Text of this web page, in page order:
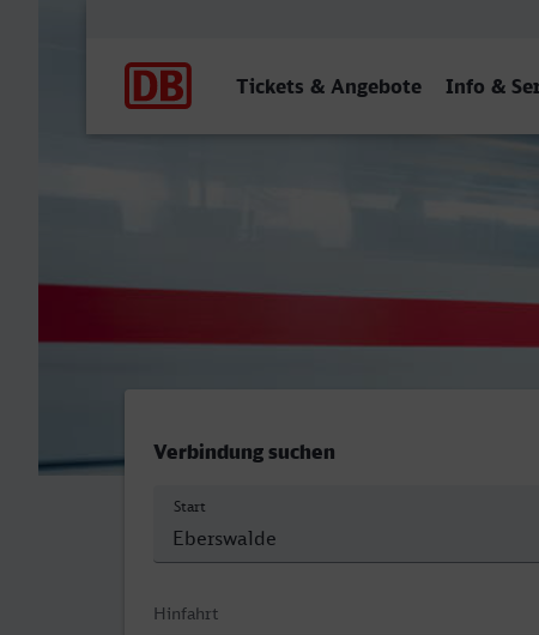
Tickets & Angebote Info &
Eberswalde Hbf -
Verbindung suchen
Start
Hinfahrt